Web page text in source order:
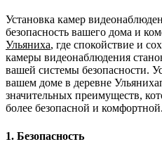
Установка камер
безопасность вашего дома и
Ульяниха, где спокойствие и
камеры видеонаблюдения
вашей системы безопасности.
вашем доме в деревне
значительных преимуществ,
более безопасной и комфортной.
1. Безопасность